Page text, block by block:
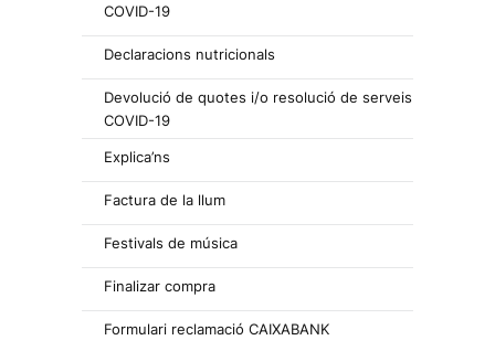
COVID-19
Declaracions nutricionals
Devolució de quotes i/o resolució de serveis
COVID-19
Explica’ns
Factura de la llum
Festivals de música
Finalizar compra
Formulari reclamació CAIXABANK